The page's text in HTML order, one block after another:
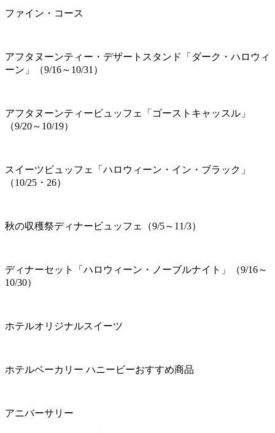
ファイン・コース
アフタヌーンティー・デザートスタンド「ダーク・ハロウィ
ーン」（9/16～10/31）
アフタヌーンティービュッフェ「ゴーストキャッスル」
（9/20～10/19）
スイーツビュッフェ「ハロウィーン・イン・ブラック」
（10/25・26）
秋の収穫祭ディナービュッフェ（9/5～11/3）
ディナーセット「ハロウィーン・ノーブルナイト」（9/16～
10/30）
ホテルオリジナルスイーツ
ホテルベーカリー ハニービーおすすめ商品
アニバーサリー